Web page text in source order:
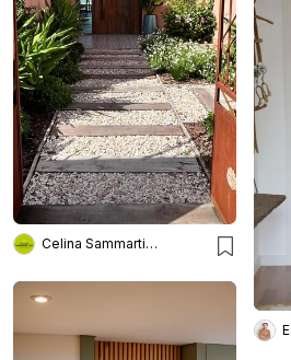
Celina Sammartino Paisajismo